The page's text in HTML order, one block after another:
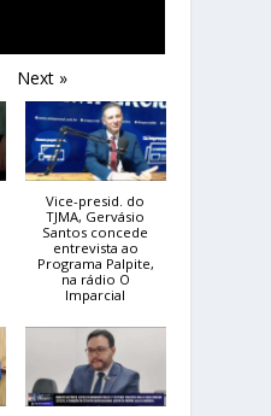
Next »
Vice-presid. do
TJMA, Gervásio
Santos concede
entrevista ao
Programa Palpite,
na rádio O
Imparcial